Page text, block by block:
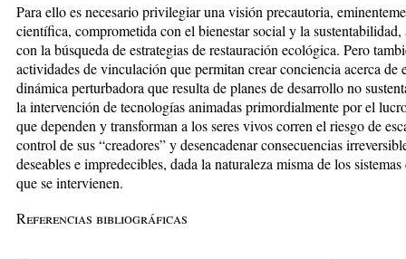
Para ello es necesario privilegiar una visión precautoria,
científica, comprometida con el bienestar social y la sustentabilidad,
con la búsqueda de estrategias de restauración ecológica. Pero
actividades de vinculación que permitan crear conciencia acerca de
dinámica perturbadora que resulta de planes de desarrollo no
la intervención de tecnologías animadas primordialmente por el
que dependen y transforman a los seres vivos corren el riesgo de
control de sus “creadores” y desencadenar consecuencias
deseables e impredecibles, dada la naturaleza misma de los
que se intervienen.
Referencias bibliográficas